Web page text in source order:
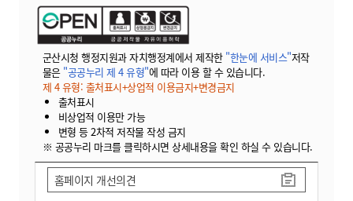
군산시청 행정지원과 자치행정계에서 제작한 "한눈에 서비스"저작
물은 "공공누리 제 4 유형"에 따라 이용 할 수 있습니다.
제 4 유형: 출처표시+상업적 이용금지+변경금지
출처표시
비상업적 이용만 가능
변형 등 2차적 저작물 작성 금지
※ 공공누리 마크를 클릭하시면 상세내용을 확인 하실 수 있습니다.
홈페이지 개선의견